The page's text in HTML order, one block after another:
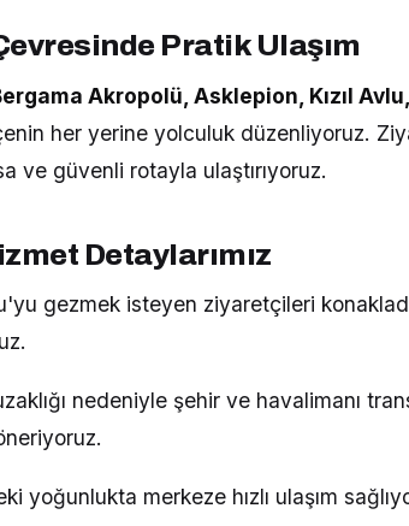
Pratik Ulaşım
Akropolü, Asklepion, Kızıl
her yerine yolculuk düzenliyoruz.
ve güvenli rotayla ulaştırıyoruz.
Detaylarımız
gezmek isteyen ziyaretçileri
nedeniyle şehir ve havalimanı
yoğunlukta merkeze hızlı ulaşım